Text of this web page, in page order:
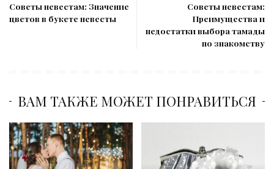
Советы невестам: Значение
цветов в букете невесты
Советы невестам:
Преимущества и
недостатки выбора тамады
по знакомству
ВАМ ТАКЖЕ МОЖЕТ ПОНРАВИТЬСЯ